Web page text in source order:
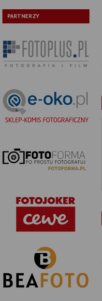
PARTNERZY